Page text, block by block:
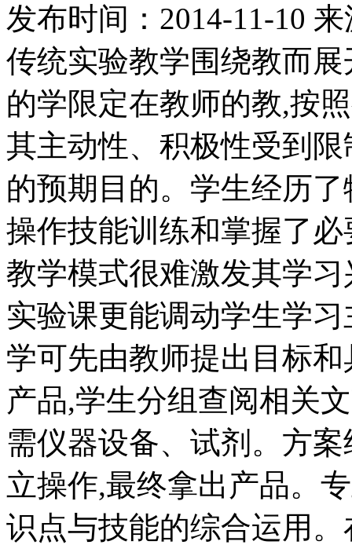
发布时间： 2014-11-10 来
传统实验教学围绕教而
的学限定在教师的教,按
其主动性、积极性受到
的预期目的。学生经历
操作技能训练和掌握了
教学模式很难激发其学
实验课更能调动学生学
学可先由教师提出目标
产品,学生分组查阅相关
需仪器设备、试剂。方
立操作,最终拿出产品。
识点与技能的综合运用